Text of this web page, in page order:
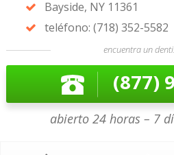
Bayside, NY 11361
teléfono: (718) 352-5582
encuentra un
(877)
abierto 24 horas – 7